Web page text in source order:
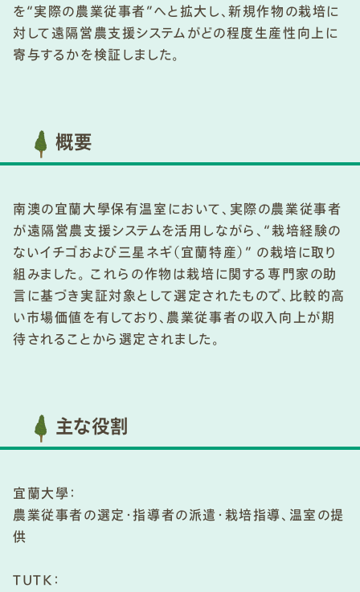
を“実際の農業従事者”へと拡大し、新規作物の栽培に
対して遠隔営農支援システムがどの程度生産性向上に
寄与するかを検証しました。
概要
南澳の宜蘭大學保有温室において、実際の農業従事者
が遠隔営農支援システムを活用しながら、“栽培経験の
ないイチゴおよび三星ネギ（宜蘭特産）” の栽培に取り
組みました。 これらの作物は栽培に関する専門家の助
言に基づき実証対象として選定されたもので、比較的高
い市場価値を有しており、農業従事者の収入向上が期
待されることから選定されました。
主な役割
宜蘭大學：
農業従事者の選定・指導者の派遣・栽培指導、温室の提
供
TUTK：